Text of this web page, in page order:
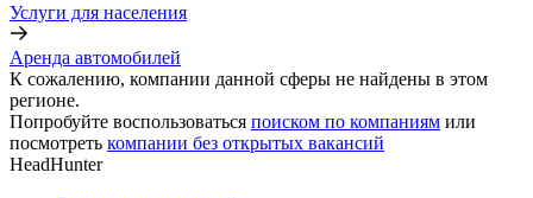
Услуги для населения
Аренда автомобилей
К сожалению, компании данной сферы не найдены в этом
регионе.
Попробуйте воспользоваться поиском по компаниям или
посмотреть компании без открытых вакансий
HeadHunter